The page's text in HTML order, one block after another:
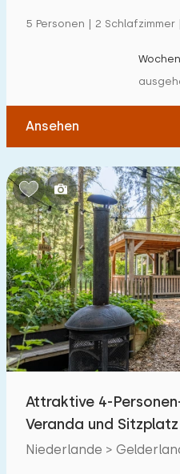
Kinderfreundlich
Kindermöbel
Eingezäunter Garten
Spielgeräte im Garten
Hallenbad
Freibad
Kinderanimation
Kindereinrichtungen
Zugänglichkeit
5 Personen | 2 Schlafzimmer
Ansehen
Attraktive 4-
Veranda und
Natur.
Niederlande >